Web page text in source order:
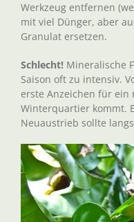
Werkzeug entfernen
mit viel Dünger, aber
Granulat ersetzen.
Schlecht! Mineralische
Saison oft zu intensiv.
erste Anzeichen für ein
Winterquartier kommt.
Neuaustrieb sollte